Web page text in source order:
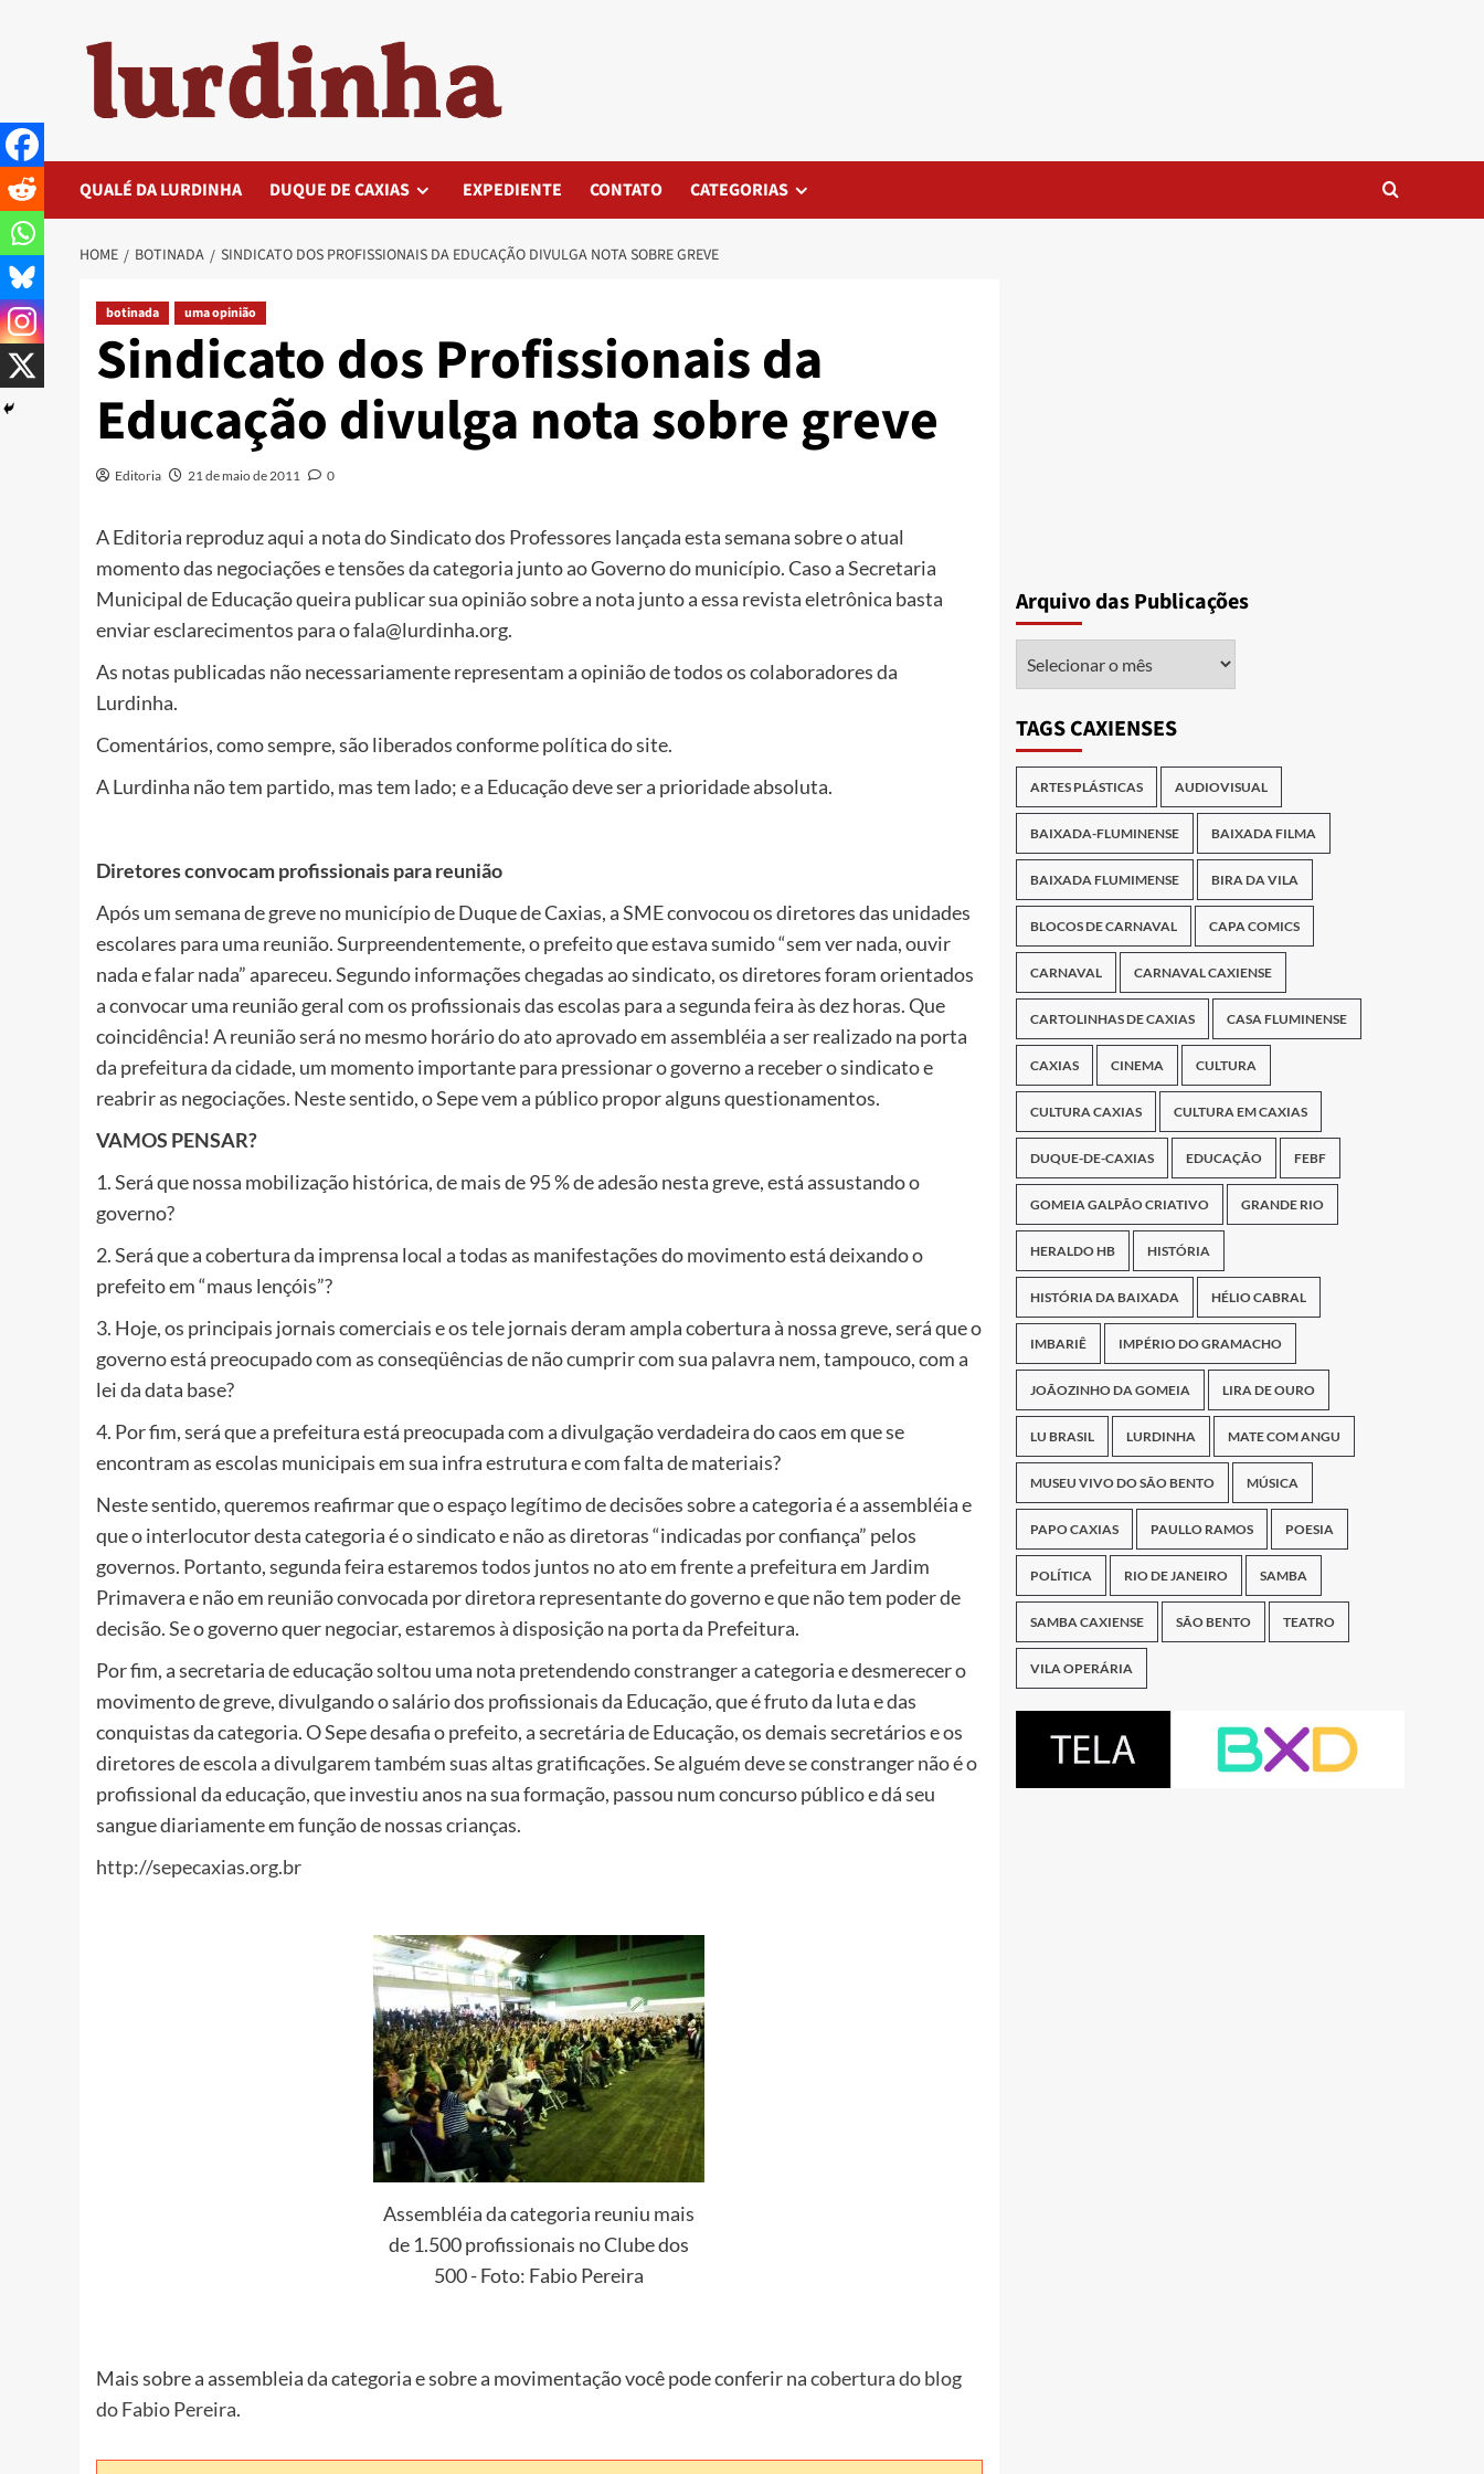
QUALÉ DA LURDINHA DUQUE DE CAXIAS EXPEDIENTE CONTATO CATEGORIAS
HOME BOTINADA SINDICATO DOS PROFISSIONAIS DA EDUCAÇÃO DIVULGA NOTA SOBRE GREVE
botinada uma opinião
Sindicato dos Profissionais da
Educação divulga nota sobre greve
Editoria 21 de maio de 2011 0
A Editoria reproduz aqui a nota do Sindicato dos Professores lançada esta semana sobre o atual
momento das negociações e tensões da categoria junto ao Governo do município. Caso a Secretaria
Municipal de Educação queira publicar sua opinião sobre a nota junto a essa revista eletrônica basta
enviar esclarecimentos para o fala@lurdinha.org.
As notas publicadas não necessariamente representam a opinião de todos os colaboradores da
Lurdinha.
Comentários, como sempre, são liberados conforme política do site.
A Lurdinha não tem partido, mas tem lado; e a Educação deve ser a prioridade absoluta.
Diretores convocam profissionais para reunião
Após um semana de greve no município de Duque de Caxias, a SME convocou os diretores das unidades
escolares para uma reunião. Surpreendentemente, o prefeito que estava sumido “sem ver nada, ouvir
nada e falar nada” apareceu. Segundo informações chegadas ao sindicato, os diretores foram orientados
a convocar uma reunião geral com os profissionais das escolas para a segunda feira às dez horas. Que
coincidência! A reunião será no mesmo horário do ato aprovado em assembléia a ser realizado na porta
da prefeitura da cidade, um momento importante para pressionar o governo a receber o sindicato e
reabrir as negociações. Neste sentido, o Sepe vem a público propor alguns questionamentos.
VAMOS PENSAR?
1. Será que nossa mobilização histórica, de mais de 95 % de adesão nesta greve, está assustando o
governo?
2. Será que a cobertura da imprensa local a todas as manifestações do movimento está deixando o
prefeito em “maus lençóis”?
3. Hoje, os principais jornais comerciais e os tele jornais deram ampla cobertura à nossa greve, será que o
governo está preocupado com as conseqüências de não cumprir com sua palavra nem, tampouco, com a
lei da data base?
4. Por fim, será que a prefeitura está preocupada com a divulgação verdadeira do caos em que se
encontram as escolas municipais em sua infra estrutura e com falta de materiais?
Neste sentido, queremos reafirmar que o espaço legítimo de decisões sobre a categoria é a assembléia e
que o interlocutor desta categoria é o sindicato e não as diretoras “indicadas por confiança” pelos
governos. Portanto, segunda feira estaremos todos juntos no ato em frente a prefeitura em Jardim
Primavera e não em reunião convocada por diretora representante do governo e que não tem poder de
decisão. Se o governo quer negociar, estaremos à disposição na porta da Prefeitura.
Por fim, a secretaria de educação soltou uma nota pretendendo constranger a categoria e desmerecer o
movimento de greve, divulgando o salário dos profissionais da Educação, que é fruto da luta e das
conquistas da categoria. O Sepe desafia o prefeito, a secretária de Educação, os demais secretários e os
diretores de escola a divulgarem também suas altas gratificações. Se alguém deve se constranger não é o
profissional da educação, que investiu anos na sua formação, passou num concurso público e dá seu
sangue diariamente em função de nossas crianças.
http://sepecaxias.org.br
Assembléia da categoria reuniu mais
de 1.500 profissionais no Clube dos
500 - Foto: Fabio Pereira
Mais sobre a assembleia da categoria e sobre a movimentação você pode conferir nacobertura do blog
do Fabio Pereira.
Arquivo das Publicações
TAGS CAXIENSES
ARTES PLÁSTICAS AUDIOVISUAL
BAIXADA-FLUMINENSE BAIXADA FILMA
BAIXADA FLUMIMENSE BIRA DA VILA
BLOCOS DE CARNAVAL CAPA COMICS
CARNAVAL CARNAVAL CAXIENSE
CARTOLINHAS DE CAXIAS CASA FLUMINENSE
CAXIAS CINEMA CULTURA
CULTURA CAXIAS CULTURA EM CAXIAS
DUQUE-DE-CAXIAS EDUCAÇÃO FEBF
GOMEIA GALPÃO CRIATIVO GRANDE RIO
HERALDO HB HISTÓRIA
HISTÓRIA DA BAIXADA HÉLIO CABRAL
IMBARIÊ IMPÉRIO DO GRAMACHO
JOÃOZINHO DA GOMEIA LIRA DE OURO
LU BRASIL LURDINHA MATE COM ANGU
MUSEU VIVO DO SÃO BENTO MÚSICA
PAPO CAXIAS PAULLO RAMOS POESIA
POLÍTICA RIO DE JANEIRO SAMBA
SAMBA CAXIENSE SÃO BENTO TEATRO
VILA OPERÁRIA